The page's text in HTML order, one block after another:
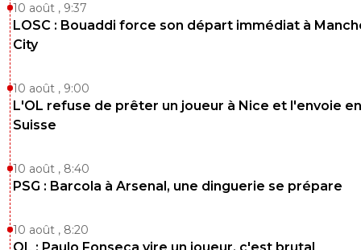
10 août , 9:37
LOSC : Bouaddi force son départ immédiat à
City
10 août , 9:00
L'OL refuse de prêter un joueur à Nice et l'envoie en
Suisse
10 août , 8:40
PSG : Barcola à Arsenal, une dinguerie se prépare
10 août , 8:20